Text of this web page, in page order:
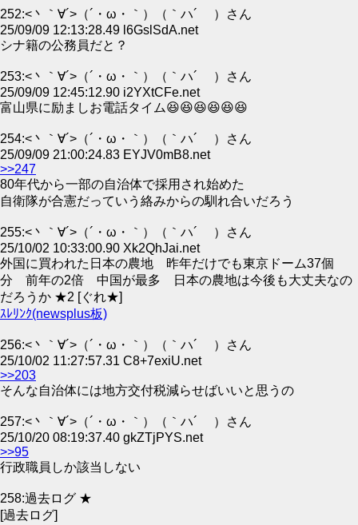
252:<丶｀∀´>（´・ω・｀）（｀ハ´ ）さん
25/09/09 12:13:28.49 l6GslSdA.net
シナ籍の公務員だと？
253:<丶｀∀´>（´・ω・｀）（｀ハ´ ）さん
25/09/09 12:45:12.90 i2YXtCFe.net
富山県に励ましお電話タイム😆😆😆😆😆😆
254:<丶｀∀´>（´・ω・｀）（｀ハ´ ）さん
25/09/09 21:00:24.83 EYJV0mB8.net
>>247
80年代から一部の自治体で採用され始めた
自衛隊が合憲だっていう絡みからの馴れ合いだろう
255:<丶｀∀´>（´・ω・｀）（｀ハ´ ）さん
25/10/02 10:33:00.90 Xk2QhJai.net
外国に買われた日本の農地 昨年だけでも東京ドーム37個
分 前年の2倍 中国が最多 日本の農地は今後も大丈夫なの
だろうか ★2 [ぐれ★]
ｽﾚﾘﾝｸ(newsplus板)
256:<丶｀∀´>（´・ω・｀）（｀ハ´ ）さん
25/10/02 11:27:57.31 C8+7exiU.net
>>203
そんな自治体には地方交付税減らせばいいと思うの
257:<丶｀∀´>（´・ω・｀）（｀ハ´ ）さん
25/10/20 08:19:37.40 gkZTjPYS.net
>>95
行政職員しか該当しない
258:過去ログ ★
[過去ログ]